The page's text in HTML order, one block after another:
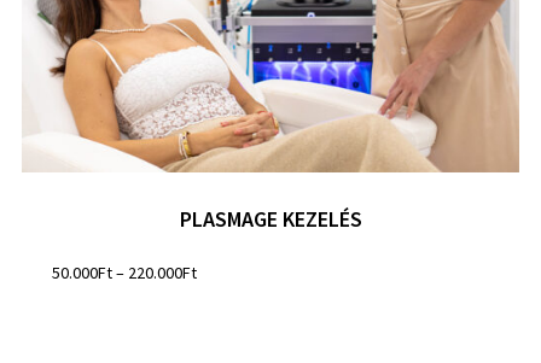
PLASMAGE KEZELÉS
50.000Ft– 220.000Ft